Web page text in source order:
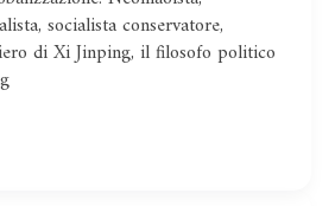
socialista conservatore,
di Xi Jinping, il filosofo politico